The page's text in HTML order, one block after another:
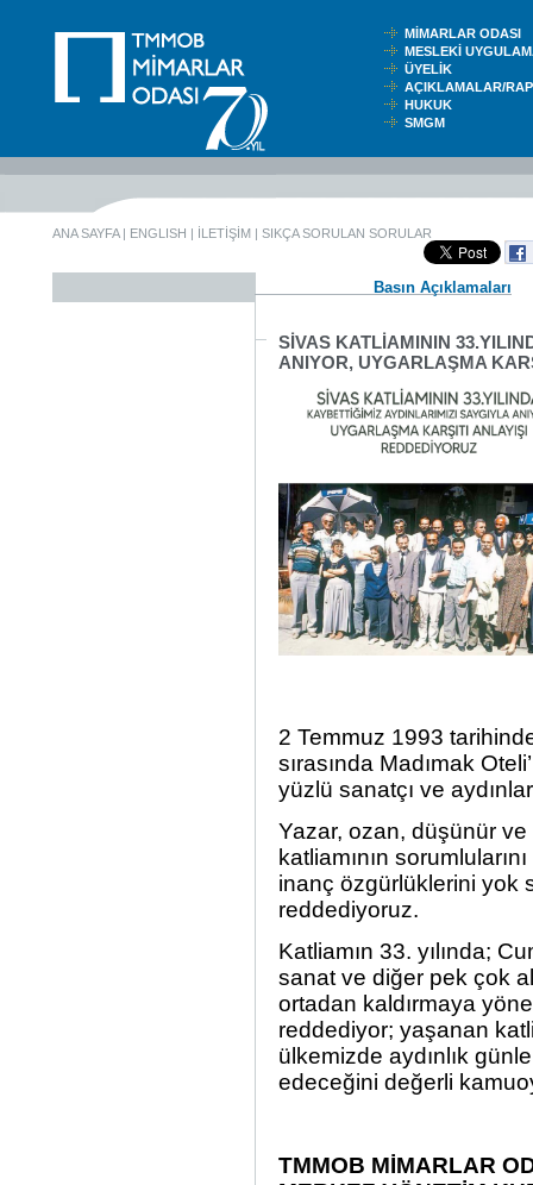
MİMARLAR ODASI
MESLEKİ
ÜYELİK
AÇIKLAMALAR/
HUKUK
SMGM
ANA SAYFA| ENGLISH | İLETİŞİM | SIKÇA SORULAN SORULAR
Basın Açıklamaları
SİVAS KATLİAMININ
ANIYOR, UYGARLAŞMA
2 Temmuz 1993
sırasında Madımak
yüzlü sanatçı ve
Yazar, ozan, düşünür ve
katliamının
inanç özgürlüklerini yok
reddediyoruz.
Katliamın 33. yılında;
sanat ve diğer pek çok
ortadan kaldırmaya
reddediyor; yaşanan
ülkemizde aydınlık
edeceğini değerli
TMMOB MİMARLAR